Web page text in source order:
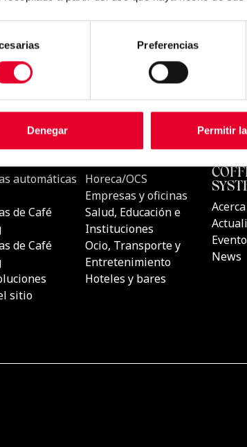
Preferencias
Denegar Permitir
Máquinas automáticas de
Máquinas de Café
Vending
Máquinas de Café
Vending
Otras Soluciones
Horeca/OCS
Empresas y
Salud,
Ocio,